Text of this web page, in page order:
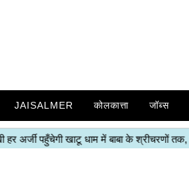
JAISALMER कोलकात्ता जॉब्स